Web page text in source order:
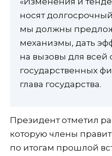
носят
мы должны
механизмы, дать
на вызовы для всей
государственных
глава государства.
Президент отметил
которую члены
по итогам прошлой